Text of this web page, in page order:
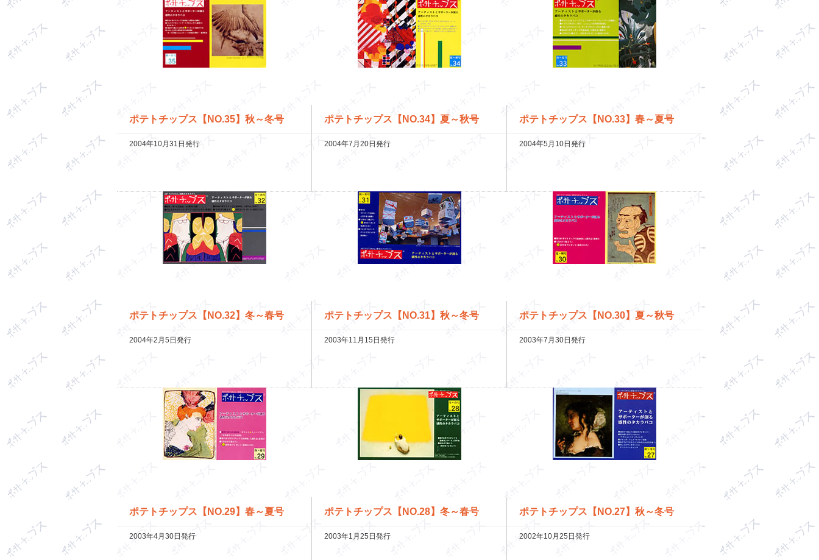
ポテトチップス【NO.35】秋～冬号
2004年10月31日発行
ポテトチップス【NO.34】夏～秋号
2004年7月20日発行
ポテトチップス【NO.33】春～夏号
2004年5月10日発行
ポテトチップス【NO.32】冬～春号
2004年2月5日発行
ポテトチップス【NO.31】秋～冬号
2003年11月15日発行
ポテトチップス【NO.30】夏～秋号
2003年7月30日発行
ポテトチップス【NO.29】春～夏号
2003年4月30日発行
ポテトチップス【NO.28】冬～春号
2003年1月25日発行
ポテトチップス【NO.27】秋～冬号
2002年10月25日発行